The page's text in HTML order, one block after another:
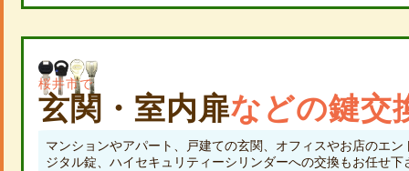
桜井市で
玄関・室内扉などの鍵交
マンションやアパート、戸建ての玄関、オフィスやお店のエ
ジタル錠、ハイセキュリティーシリンダーへの交換もお任せ下